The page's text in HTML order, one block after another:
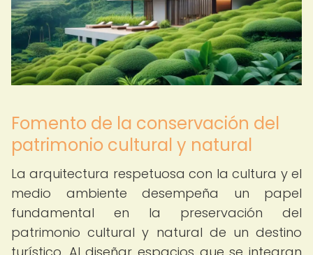
Fomento de la conservación del
patrimonio cultural y natural
La arquitectura respetuosa con la cultura y el
medio ambiente desempeña un papel
fundamental en la preservación del
patrimonio cultural y natural de un destino